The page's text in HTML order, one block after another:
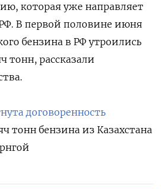
которая уже направляет
В первой половине июня
бензина в РФ утроились
тонн, рассказали
договоренность
тонн бензина из Казахстана